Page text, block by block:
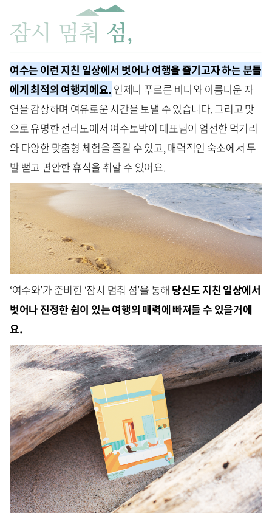
여수는 이런 지친 일상에서 벗어나 여행을 즐기고자 하는 분들
에게 최적의 여행지에요. 언제나 푸르른 바다와 아름다운 자
연을 감상하며 여유로운 시간을 보낼 수 있습니다. 그리고 맛
으로 유명한 전라도에서 여수토박이 대표님이 엄선한 먹거리
와 다양한 맞춤형 체험을 즐길 수 있고, 매력적인 숙소에서 두
발 뻗고 편안한 휴식을 취할 수 있어요.
‘여수와’가 준비한 ‘잠시 멈춰 섬’을 통해 당신도 지친 일상에서
벗어나 진정한 쉼이 있는 여행의 매력에 빠져들 수 있을거에
요.